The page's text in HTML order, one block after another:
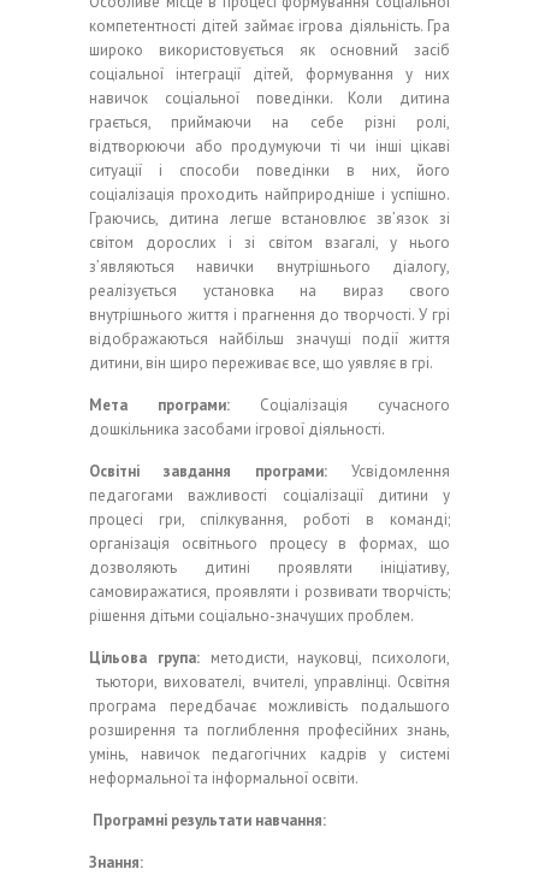
компетентності дітей займає ігрова діяльність. Гра
широко використовується як основний засіб
соціальної інтеграції дітей, формування у них
навичок соціальної поведінки. Коли дитина
грається, приймаючи на себе різні ролі,
відтворюючи або продумуючи ті чи інші цікаві
ситуації і способи поведінки в них, його
соціалізація проходить найприродніше і успішно.
Граючись, дитина легше встановлює зв’язок зі
світом дорослих і зі світом взагалі, у нього
з’являються навички внутрішнього діалогу,
реалізується установка на вираз свого
внутрішнього життя і прагнення до творчості. У грі
відображаються найбільш значущі події життя
дитини, він щиро переживає все, що уявляє в грі.
Мета програми: Соціалізація сучасного
дошкільника засобами ігрової діяльності.
Освітні завдання програми: Усвідомлення
педагогами важливості соціалізації дитини у
процесі гри, спілкування, роботі в команді;
організація освітнього процесу в формах, що
дозволяють дитині проявляти ініціативу,
самовиражатися, проявляти і розвивати творчість;
рішення дітьми соціально-значущих проблем.
Цільова група:методисти, науковці, психологи,
тьютори, вихователі, вчителі, управлінці. Освітня
програма передбачає можливість подальшого
розширення та поглиблення професійних знань,
умінь, навичок педагогічних кадрів у системі
неформальної та інформальної освіти.
Програмні результати навчання:
Знання: